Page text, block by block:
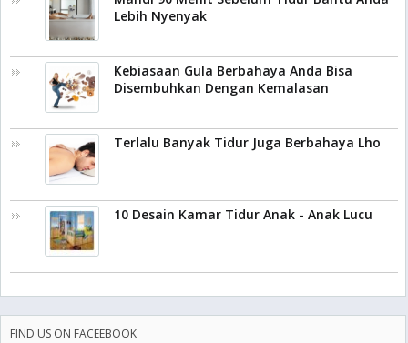
Lebih Nyenyak
Kebiasaan Gula Berbahaya Anda Bisa
Disembuhkan Dengan Kemalasan
Terlalu Banyak Tidur Juga Berbahaya Lho
10 Desain Kamar Tidur Anak - Anak Lucu
FIND US ON FACEEBOOK